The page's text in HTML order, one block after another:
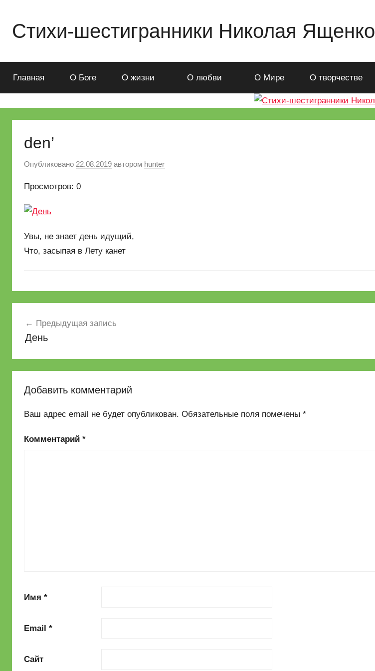
содержимому
Стихи-шестигранники Николая Ященко
шестигранники
Николая
Главная О Боге О жизни О любви О Мире О творчестве
den’
Опубликовано 22.08.2019 автором hunter
Просмотров: 0
Увы, не знает день идущий,
Что, засыпая в Лету канет
по
записям
Предыдущая запись
День
Добавить комментарий
Ваш адрес email не будет опубликован. Обязательные поля помечены *
Комментарий *
Имя *
Email *
Сайт